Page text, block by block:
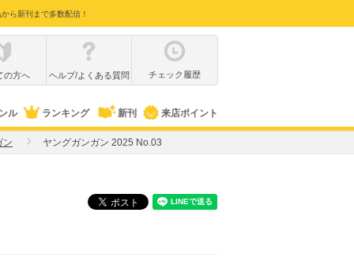
ら新刊まで多数配信！
の方へ ヘルプ/よくある質問 チェック履歴
ル ランキング 新刊 来店ポイント
ン ヤングガンガン 2025 No.03